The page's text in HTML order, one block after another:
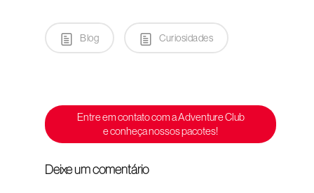
Blog Curiosidades
Entre em contato com a Adventure Club
e conheça nossos pacotes!
Deixe um comentário